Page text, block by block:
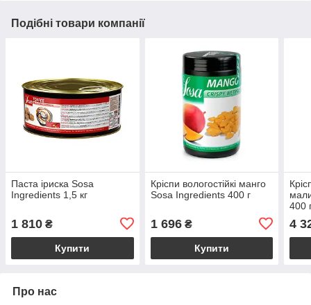
Подібні товари компанії
Паста іриска Sosa
Ingredients 1,5 кг
1 810 ₴
Купити
Кріспи вологостійкі манго
Sosa Ingredients 400 г
1 696₴
Купити
400
4
Про нас